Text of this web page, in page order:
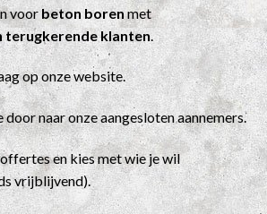
voorbeton borenmet
terugkerende klanten
op onze website.
naar onze aangesloten aannemers.
en kies met wie je wil
vrijblijvend).